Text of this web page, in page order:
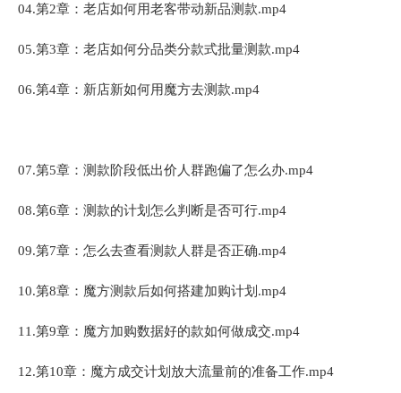
04.第2章：老店如何用老客带动新品测款.mp4
05.第3章：老店如何分品类分款式批量测款.mp4
06.第4章：新店新如何用魔方去测款.mp4
07.第5章：测款阶段低出价人群跑偏了怎么办.mp4
08.第6章：测款的计划怎么判断是否可行.mp4
09.第7章：怎么去查看测款人群是否正确.mp4
10.第8章：魔方测款后如何搭建加购计划.mp4
11.第9章：魔方加购数据好的款如何做成交.mp4
12.第10章：魔方成交计划放大流量前的准备工作.mp4